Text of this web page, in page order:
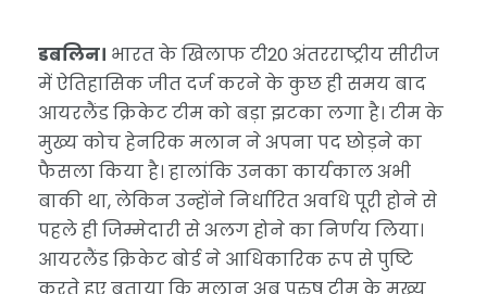
डबलिन। भारत के खिलाफ टी20 अंतरराष्ट्रीय सीरीज
में ऐतिहासिक जीत दर्ज करने के कुछ ही समय बाद
आयरलैंड क्रिकेट टीम को बड़ा झटका लगा है। टीम के
मुख्य कोच हेनरिक मलान ने अपना पद छोड़ने का
फैसला किया है। हालांकि उनका कार्यकाल अभी
बाकी था, लेकिन उन्होंने निर्धारित अवधि पूरी होने से
पहले ही जिम्मेदारी से अलग होने का निर्णय लिया।
आयरलैंड क्रिकेट बोर्ड ने आधिकारिक रूप से पुष्टि
करते हुए बताया कि मलान अब पुरुष टीम के मुख्य